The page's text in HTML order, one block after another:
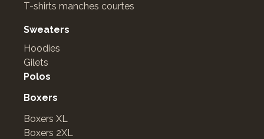
T-shirts manches courtes
Sweaters
Hoodies
Gilets
Polos
Boxers
Boxers XL
Boxers 2XL